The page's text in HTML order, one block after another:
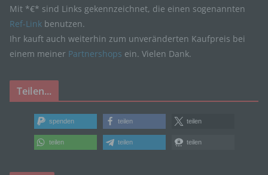
Mit *€* sind Links gekennzeichnet, die einen sogenannten
Ref-Link benutzen.
Ihr kauft auch weiterhin zum unveränderten Kaufpreis bei
einem meiner Partnershops ein. Vielen Dank.
Teilen...
spenden teilen teilen
teilen teilen teilen
h) Auftragsverarbeiter
juristische Person, Behörde, Einrichtung oder
andere Stelle, die personenbezogene Daten im
Auftrag des Verantwortlichen verarbeitet.